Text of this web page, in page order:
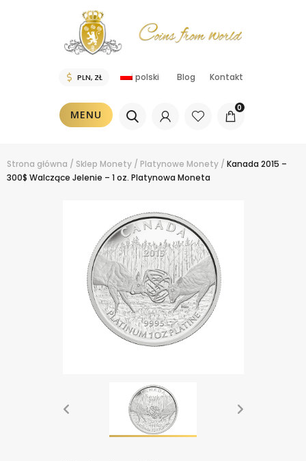
polski Blog Kontakt
MENU
0
Strona główna / Sklep Monety / Platynowe Monety / Kanada 2015 –
300$ Walczące Jelenie – 1 oz. Platynowa Moneta